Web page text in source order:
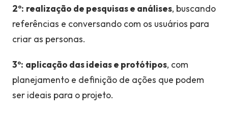
2º: realização de pesquisas e análises, buscando
referências e conversando com os usuários para
criar as personas.
3º: aplicação das ideias e protótipos, com
planejamento e definição de ações que podem
ser ideais para o projeto.